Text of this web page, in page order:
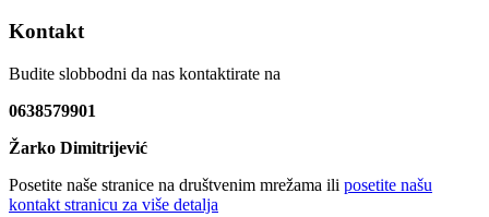
Kontakt
Budite slobbodni da nas kontaktirate na
0638579901
Žarko Dimitrijević
Posetite naše stranice na društvenim mrežama ili posetite našu
kontakt stranicu za više detalja